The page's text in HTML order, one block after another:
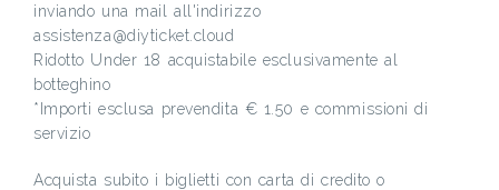
inviando una mail all'indirizzo
assistenza@diyticket.cloud
Ridotto Under 18 acquistabile esclusivamente al
botteghino
*Importi esclusa prevendita € 1.50 e commissioni di
servizio
Acquista subito i biglietti con carta di credito o